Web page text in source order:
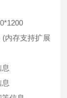
(内存支持扩展